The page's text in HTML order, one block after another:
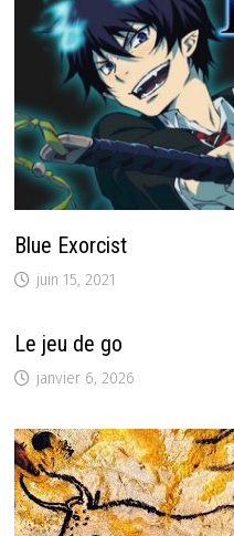
Blue Exorcist
juin 15, 2021
Le jeu de go
janvier 6, 2026